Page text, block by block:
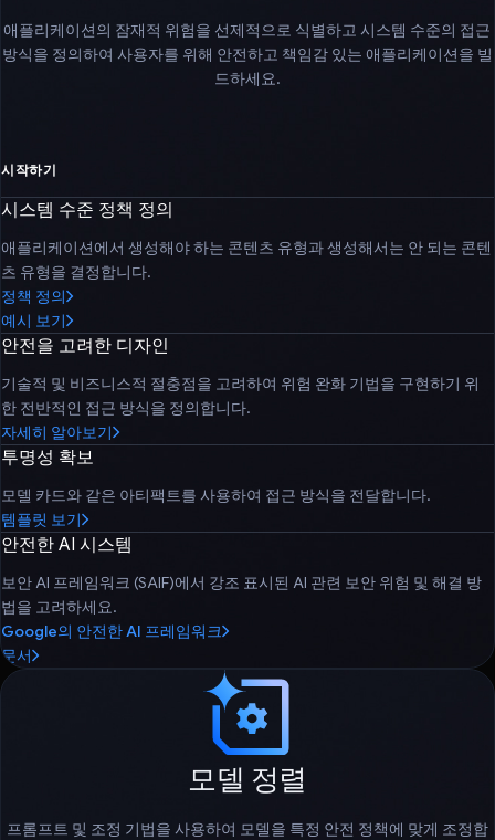
애플리케이션의 잠재적 위험을 선제적으로 식별하고 시스템 수준의 접근
방식을 정의하여 사용자를 위해 안전하고 책임감 있는 애플리케이션을 빌
드하세요.
시작하기
시스템 수준 정책 정의
애플리케이션에서 생성해야 하는 콘텐츠 유형과 생성해서는 안 되는 콘텐
츠 유형을 결정합니다.
정책 정의
예시 보기
안전을 고려한 디자인
기술적 및 비즈니스적 절충점을 고려하여 위험 완화 기법을 구현하기 위
한 전반적인 접근 방식을 정의합니다.
자세히 알아보기
투명성 확보
모델 카드와 같은 아티팩트를 사용하여 접근 방식을 전달합니다.
템플릿 보기
안전한 AI 시스템
보안 AI 프레임워크 (SAIF)에서 강조 표시된 AI 관련 보안 위험 및 해결 방
법을 고려하세요.
Google의 안전한 AI 프레임워크
문서
모델 정렬
프롬프트 및 조정 기법을 사용하여 모델을 특정 안전 정책에 맞게 조정합